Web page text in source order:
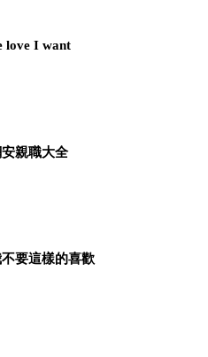
love I want
安親職大全
不要這樣的喜歡